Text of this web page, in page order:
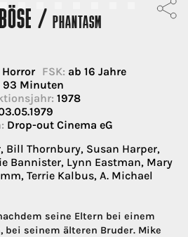
/ PHANTASM
Horror FSK: ab 16 Jahre
93 Minuten
1978
Drop-out Cinema eG
Bill Thornbury, Susan Harper,
Bannister, Lynn Eastman, Mary
Terrie Kalbus, A. Michael
seine Eltern bei einem
bei seinem älteren Bruder. Mike